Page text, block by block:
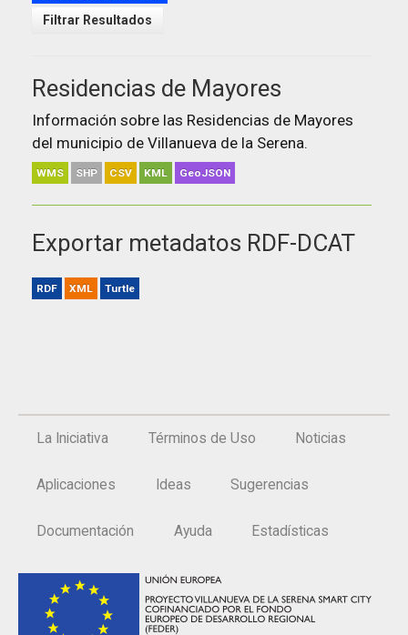
Filtrar Resultados
Residencias de Mayores
Información sobre las Residencias de Mayores
del municipio de Villanueva de la Serena.
WMS SHP CSV KML GeoJSON
Exportar metadatos RDF-DCAT
RDF XML Turtle
La Iniciativa Términos de Uso Noticias
Aplicaciones Ideas Sugerencias
Documentación Ayuda Estadísticas